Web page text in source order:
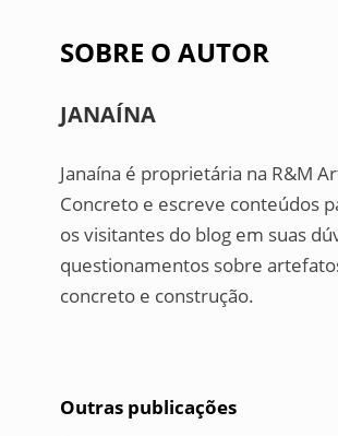
SOBRE O AUTOR
JANAÍNA
Janaína é proprietária na R&M
Concreto e escreve conteúdos
os visitantes do blog em suas
questionamentos sobre
concreto e construção.
Outras publicações